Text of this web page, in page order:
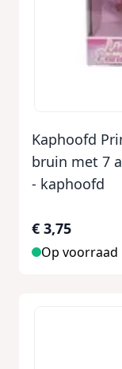
Kaphoofd
bruin met 7
- kaphoofd
€ 3,75
Op voorraad